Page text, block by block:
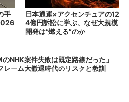
手
日本通運×アクセンチュアの12
4億円訴訟に学ぶ、なぜ大規模
開発は“燃える”のか
のNHK案件失敗は既定路線だった」
ーム大撤退時代のリスクと教訓